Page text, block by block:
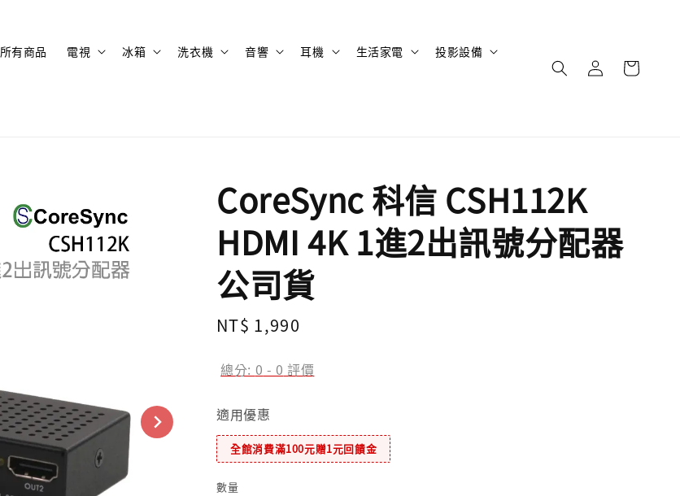
所有商品 電視 冰箱 洗衣機 音響 耳機 生活家電 投影設備
CoreSync 科信 CSH112K
HDMI 4K 1進2出訊號分配器
公司貨
Regular
NT$ 1,990
總分: 0 - 0 評價
適用優惠
全館消費滿100元贈1元回饋金
數量